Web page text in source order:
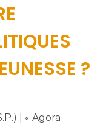
?
| « Agora